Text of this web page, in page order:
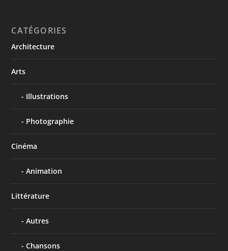
CATÉGORIES
Architecture
Arts
Illustrations
Photographie
Cinéma
Animation
Littérature
Autres
Chansons